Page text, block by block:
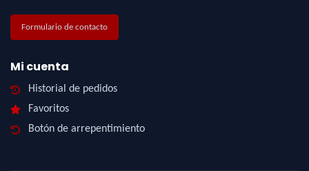
Formulario de contacto
Mi cuenta
Historial de pedidos
Favoritos
Botón de arrepentimiento